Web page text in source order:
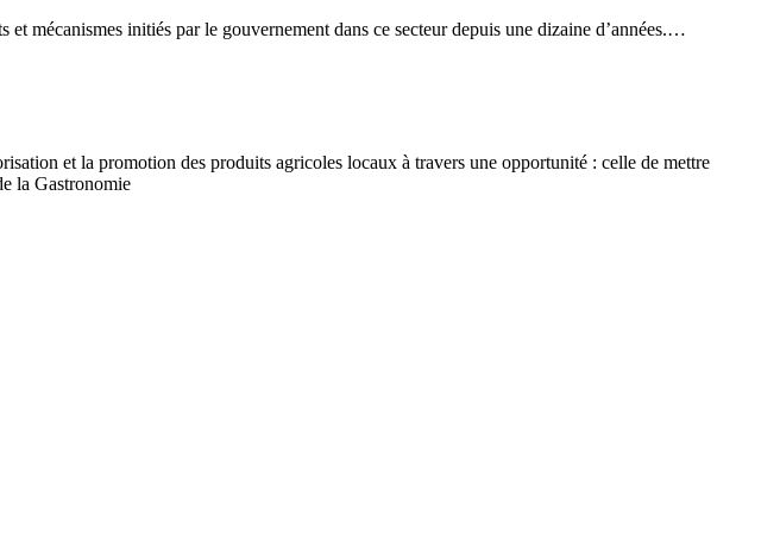
mécanismes initiés par le gouvernement dans ce secteur depuis une dizaine d’années.…
et la promotion des produits agricoles locaux à travers une opportunité : celle de mettre
la Gastronomie